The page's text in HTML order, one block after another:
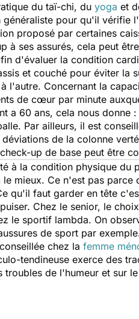
du taï-chi, du yoga et
pour qu'il vérifie
proposé par certaines
à ses assurés, cela peut
d'évaluer la condition
et couché pour éviter la
l'autre. Concernant la
de cœur par minute
a 60 ans, cela nous donne
Par ailleurs, il est
de la colonne
up de base peut être
à la condition physique du
mieux. Ce n'est pas parce
qu'il faut garder en tête
Chez le senior, le
le sportif lambda. On
de sport par
chez la femme
tendineuse exerce des
de l'humeur et sur